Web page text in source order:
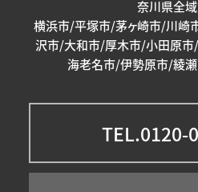
奈川県全
横浜市/平塚市/茅ヶ崎市/川崎
沢市/大和市/厚木市/小田原
海老名市/伊勢原市/綾
TEL.0120-